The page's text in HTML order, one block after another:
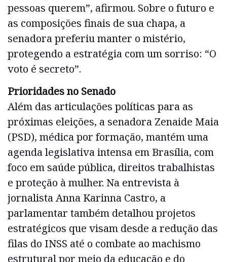
pessoas querem”, afirmou. Sobre o futuro e
as composições finais de sua chapa, a
senadora preferiu manter o mistério,
protegendo a estratégia com um sorriso: “O
voto é secreto”.
Prioridades no Senado
Além das articulações políticas para as
próximas eleições, a senadora Zenaide Maia
(PSD), médica por formação, mantém uma
agenda legislativa intensa em Brasília, com
foco em saúde pública, direitos trabalhistas
e proteção à mulher. Na entrevista à
jornalista Anna Karinna Castro, a
parlamentar também detalhou projetos
estratégicos que visam desde a redução das
filas do INSS até o combate ao machismo
estrutural por meio da educação e do